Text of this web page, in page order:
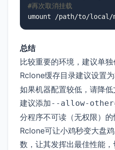
#再次取消挂载
umount /path/to/local/
总结
比较重要的环境，建议单
Rclone缓存目录建议设置
如果机器配置较低，请降
建议添加--allow-other
分程序不可读（无权限）的
Rclone可让小鸡秒变大盘
数，让其发挥出最佳性能